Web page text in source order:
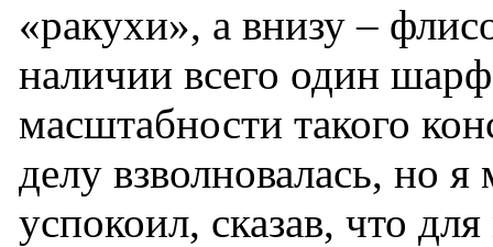
«ракухи», а внизу –
наличии всего один
масштабности такого
делу взволновалась, но
успокоил, сказав, что